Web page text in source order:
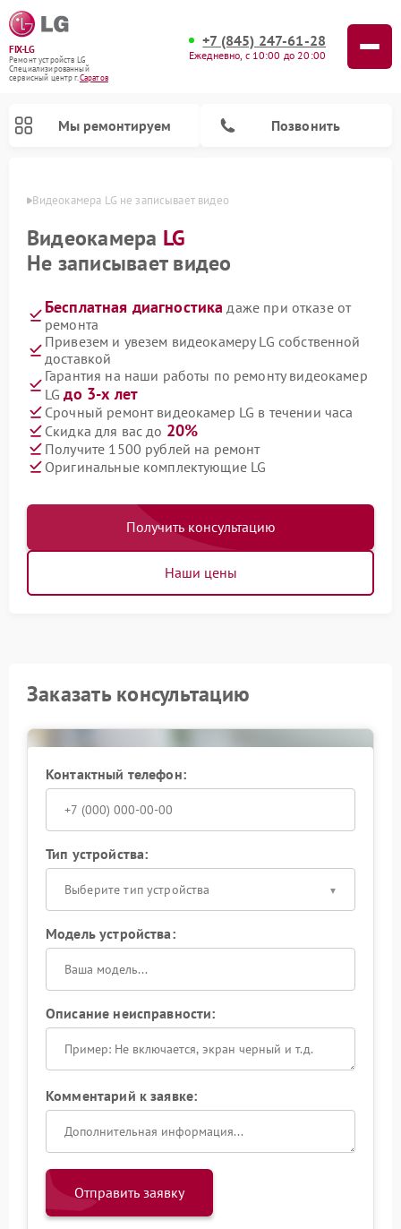
FIX-LG
Ремонт устройств LG
Специализированный
cервисный центр г.Саратов
+7 (845) 247-61-28
Ежедневно, с 10:00 до 20:00
Мы ремонтируем Позвонить
Видеокамера LG не записывает видео
Видеокамера LG
Не записывает видео
Бесплатная диагностика даже при отказе от
ремонта
Привезем и увезем видеокамеру LG собственной
доставкой
Гарантия на наши работы по ремонту видеокамер
LGдо 3-х лет
Срочный ремонт видеокамер LG в течении часа
Скидка для вас до 20%
Получите 1500 рублей на ремонт
Оригинальные комплектующие LG
Получить консультацию
Наши цены
Заказать консультацию
Контактный телефон:
Тип устройства:
Выберите тип устройства
Модель устройства:
Описание неисправности:
Комментарий к заявке:
Отправить заявку